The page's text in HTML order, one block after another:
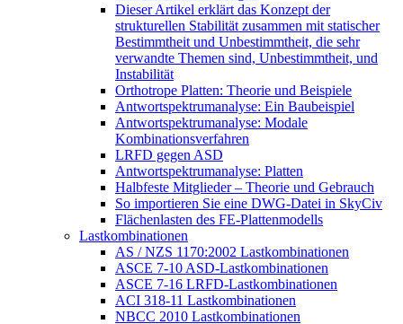
Dieser Artikel erklärt das Konzept der
strukturellen Stabilität zusammen mit statischer
Bestimmtheit und Unbestimmtheit, die sehr
verwandte Themen sind, Unbestimmtheit, und
Instabilität
Orthotrope Platten: Theorie und Beispiele
Antwortspektrumanalyse: Ein Baubeispiel
Antwortspektrumanalyse: Modale
Kombinationsverfahren
LRFD gegen ASD
Antwortspektrumanalyse: Platten
Halbfeste Mitglieder – Theorie und Gebrauch
So importieren Sie eine DWG-Datei in SkyCiv
Flächenlasten des FE-Plattenmodells
Lastkombinationen
AS / NZS 1170:2002 Lastkombinationen
ASCE 7-10 ASD-Lastkombinationen
ASCE 7-16 LRFD-Lastkombinationen
ACI 318-11 Lastkombinationen
NBCC 2010 Lastkombinationen